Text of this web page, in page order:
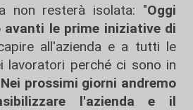
non resterà isolata: "Oggi
le prime iniziative di
all'azienda e a tutti le
lavoratori perché ci sono in
Nei prossimi giorni andremo
l'azienda e il